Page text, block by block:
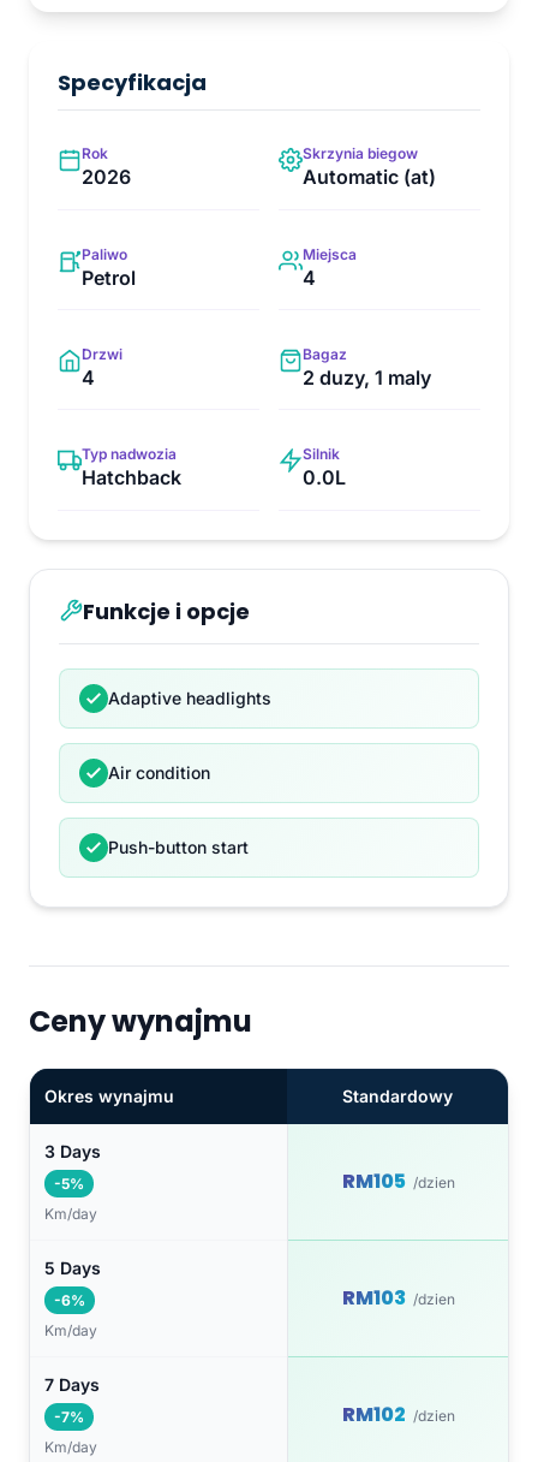
Specyfikacja
Rok
2026
Skrzynia biegow
Automatic (at)
Paliwo
Petrol
Miejsca
4
Drzwi
4
Bagaz
2 duzy, 1 maly
Typ nadwozia
Hatchback
Silnik
0.0L
Funkcje i opcje
Adaptive headlights
Air condition
Push-button start
Ceny wynajmu
Okres wynajmu Standardowy
3 Days
-5%
Km/day
RM105 /dzien
5 Days
-6%
Km/day
RM103 /dzien
7 Days
-7%
Km/day
RM102 /dzien